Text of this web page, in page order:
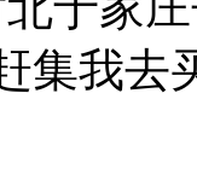
集我去